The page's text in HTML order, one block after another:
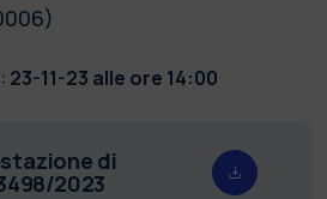
23-11-23 alle ore 14:00
di
2023